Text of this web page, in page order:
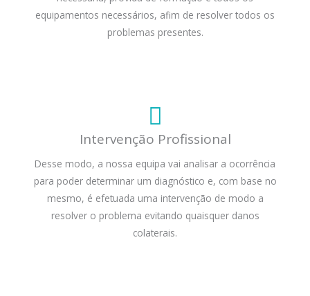
equipamentos necessários, afim de resolver todos os
problemas presentes.
Intervenção Profissional
Desse modo, a nossa equipa vai analisar a ocorrência
para poder determinar um diagnóstico e, com base no
mesmo, é efetuada uma intervenção de modo a
resolver o problema evitando quaisquer danos
colaterais.